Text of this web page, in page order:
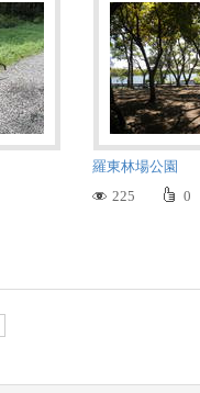
羅東林場公園
225
0